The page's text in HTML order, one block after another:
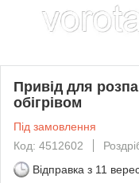
Привід для
обігрівом
Під замовлення
Код: 4512602
Відправка з 11